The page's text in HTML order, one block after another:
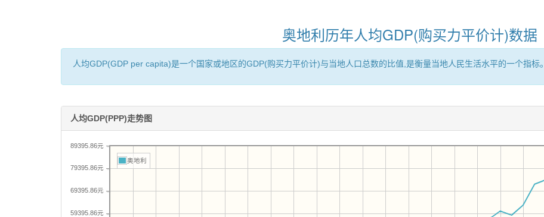
奥地利历年人均GDP(购买力平价计)数据
人均GDP(GDP per capita)是一个国家或地区的GDP(购买力平价计)与当地人口总数的比值,是衡量当地人民生活水平的一个指标。
人均GDP(PPP)走势图
59395.86元
69395.86元
79395.86元
89395.86元
奥地利